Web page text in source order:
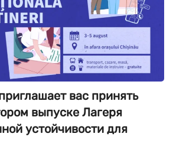
вас принять
выпуске Лагеря
устойчивости для